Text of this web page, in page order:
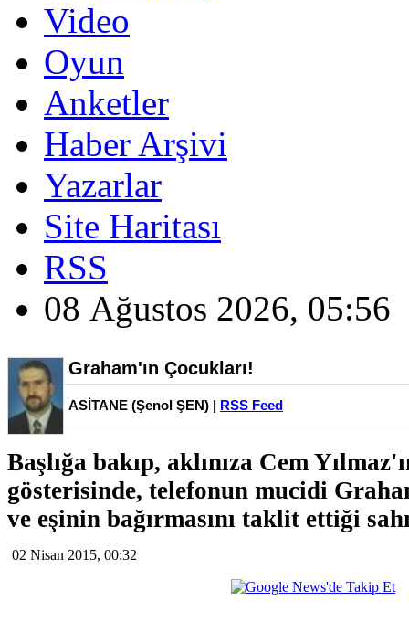
Video
Oyun
Anketler
Haber Arşivi
Yazarlar
Site Haritası
RSS
08 Ağustos 2026, 05:56
Graham'ın Çocukları!
ASİTANE (Şenol ŞEN) | RSS Feed
Başlığa bakıp, aklınıza Cem
gösterisinde, telefonun mucidi
ve eşinin bağırmasını taklit ettiği
02 Nisan 2015, 00:32